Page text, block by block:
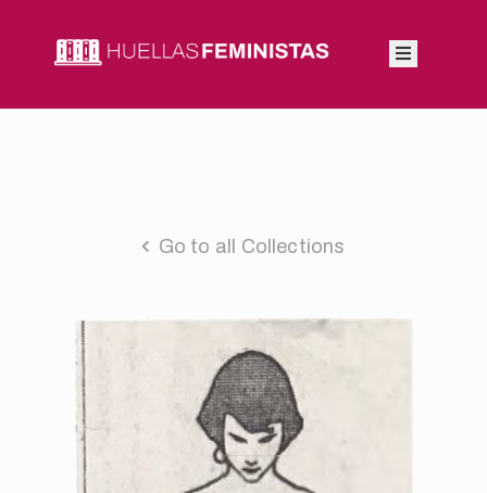
Inicio
Go to all Collections